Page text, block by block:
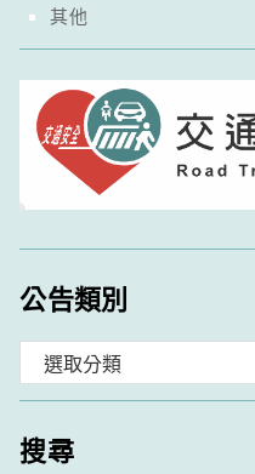
其他
公告類別
類
搜尋